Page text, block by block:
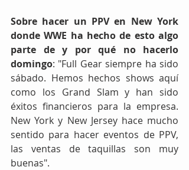
Sobre hacer un PPV en New York
donde WWE ha hecho de esto algo
parte de y por qué no hacerlo
domingo: "Full Gear siempre ha sido
sábado. Hemos hechos shows aquí
como los Grand Slam y han sido
éxitos financieros para la empresa.
New York y New Jersey hace mucho
sentido para hacer eventos de PPV,
las ventas de taquillas son muy
buenas".